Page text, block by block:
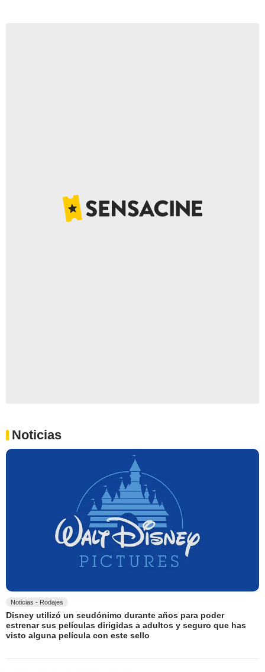
Noticias
Noticias - Rodajes
Disney utilizó un seudónimo durante años para poder
estrenar sus películas dirigidas a adultos y seguro que has
visto alguna película con este sello